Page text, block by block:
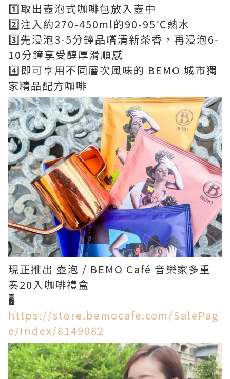
1️⃣取出壺泡式咖啡包放入壺中
2️⃣注入約270-450ml的90-95℃熱水
3️⃣先浸泡3-5分鐘品嚐清新茶香，再浸泡6-
10分鐘享受醇厚滑順感
4️⃣即可享用不同層次風味的 BEMO 城市獨
家精品配方咖啡
現正推出 壺泡 / BEMO Café 音樂家多重
奏20入咖啡禮盒
🖥️
https://store.bemocafe.com/SalePag
e/Index/8149082